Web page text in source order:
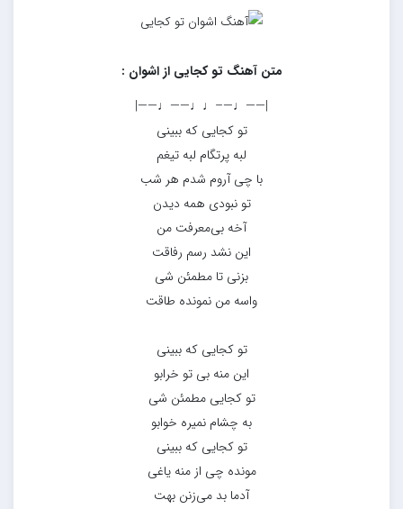
متن آهنگ تو کجایی از اشوان :
|——♩—–♩♩——♩——|
تو کجایی که ببینی
لبه پرتگام لبه تیغم
با چی آروم شدم هر شب
تو نبودی همه دیدن
آخه بی‌معرفت من
این نشد رسم رفاقت
بزنی تا مطمئن شی
واسه من نمونده طاقت
تو کجایی که ببینی
این منه بی تو خرابو
تو کجایی مطمئن شی
به چشام نمیره خوابو
تو کجایی که ببینی
مونده چی از منه یاغی
آدما بد می‌زنن بهت